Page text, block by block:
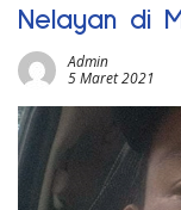
Nelayan di
Admin
5 Maret 2021